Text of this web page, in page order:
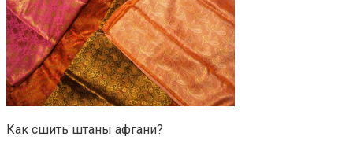
Как сшить штаны афгани?